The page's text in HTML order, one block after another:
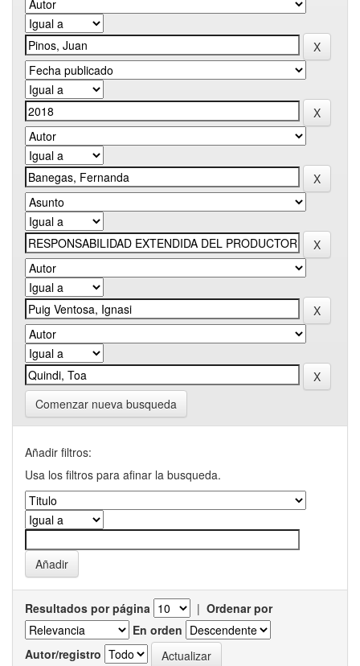
Comenzar nueva busqueda
Añadir filtros:
Usa los filtros para afinar la busqueda.
Resultados por página | Ordenar por
En orden
Autor/registro